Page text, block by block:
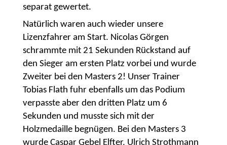
separat gewertet.
Natürlich waren auch wieder unsere
Lizenzfahrer am Start. Nicolas Görgen
schrammte mit 21 Sekunden Rückstand auf
den Sieger am ersten Platz vorbei und wurde
Zweiter bei den Masters 2! Unser Trainer
Tobias Flath fuhr ebenfalls um das Podium
verpasste aber den dritten Platz um 6
Sekunden und musste sich mit der
Holzmedaille begnügen. Bei den Masters 3
wurde Caspar Gebel Elfter. Ulrich Strothmann